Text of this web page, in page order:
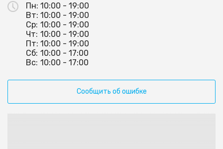
Пн: 10:00 - 19:00
Вт: 10:00 - 19:00
Ср: 10:00 - 19:00
Чт: 10:00 - 19:00
Пт: 10:00 - 19:00
Сб: 10:00 - 17:00
Вс: 10:00 - 17:00
Сообщить об ошибке